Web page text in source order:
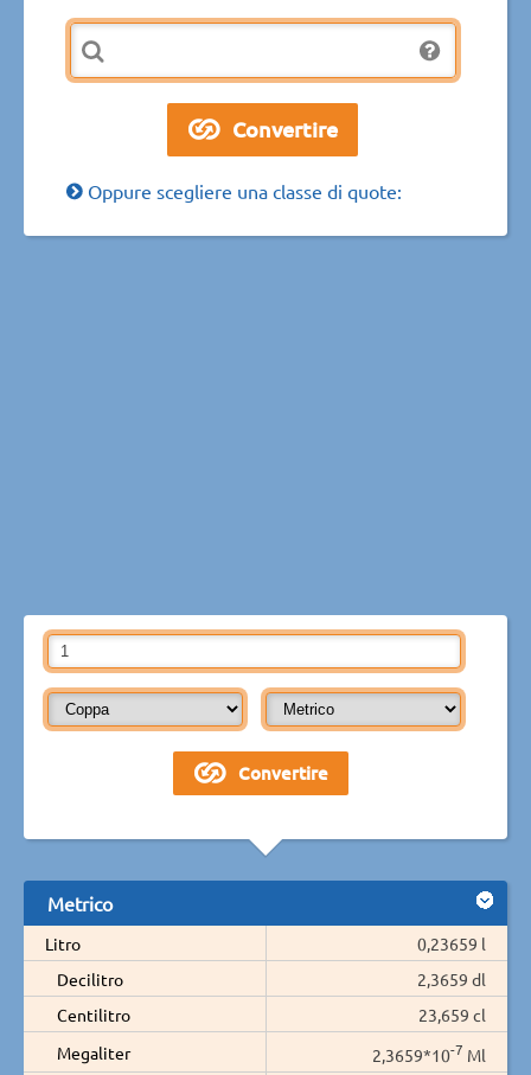
Oppure scegliere una classe di quote:
Metrico
Litro
0,23659 l
Decilitro
2,3659 dl
Centilitro
23,659 cl
Megaliter
2,3659*10-7 Ml